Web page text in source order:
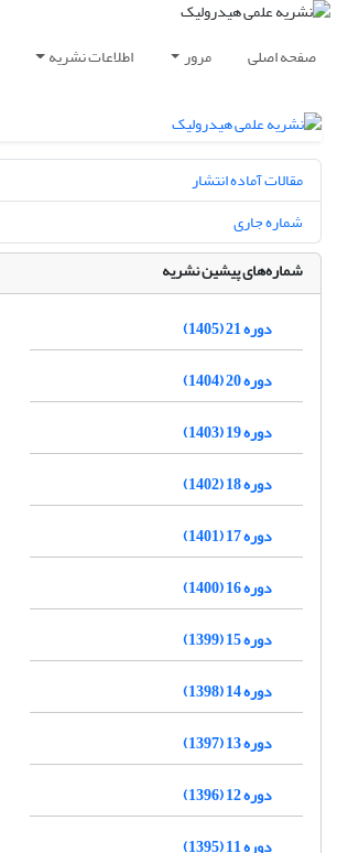
صفحه اصلی مرور اطلاعات نشریه
مقالات آماده انتشار
شماره جاری
شماره‌های پیشین نشریه
دوره 21 (1405)
دوره 20 (1404)
دوره 19 (1403)
دوره 18 (1402)
دوره 17 (1401)
دوره 16 (1400)
دوره 15 (1399)
دوره 14 (1398)
دوره 13 (1397)
دوره 12 (1396)
دوره 11 (1395)